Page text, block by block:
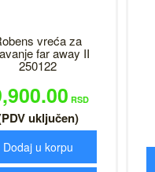
vreća za
far away II
250122
RSD
uključen)
Dodaj u korpu